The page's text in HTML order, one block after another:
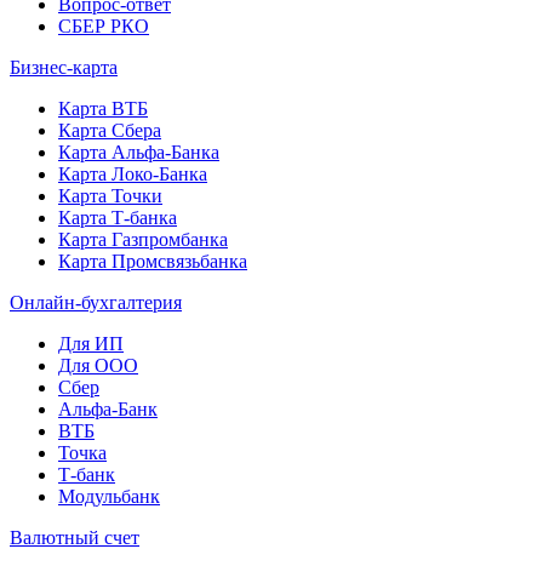
СБЕР РКО
Бизнес-карта
Карта ВТБ
Карта Сбера
Карта Альфа-Банка
Карта Локо-Банка
Карта Точки
Карта Т-банка
Карта Газпромбанка
Карта Промсвязьбанка
Онлайн-бухгалтерия
Для ИП
Для ООО
Сбер
Альфа-Банк
ВТБ
Точка
Т-банк
Модульбанк
Валютный счет